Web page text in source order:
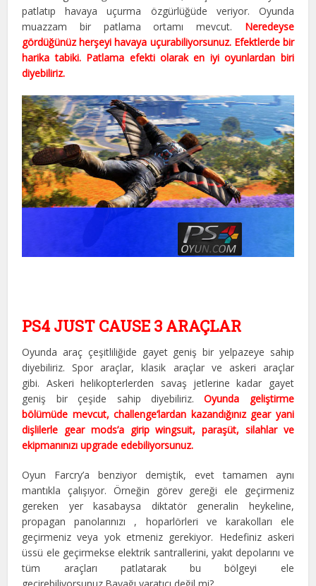
patlatıp havaya uçurma özgürlüğüde veriyor. Oyunda
muazzam bir patlama ortamı mevcut. Neredeyse
gördüğünüz herşeyi havaya uçurabiliyorsunuz. Efektlerde bir
harika tabiki. Patlama efekti olarak en iyi oyunlardan biri
diyebiliriz.
PS4 JUST CAUSE 3 ARAÇLAR
Oyunda araç çeşitliliğide gayet geniş bir yelpazeye sahip
diyebiliriz. Spor araçlar, klasik araçlar ve askeri araçlar
gibi. Askeri helikopterlerden savaş jetlerine kadar gayet
geniş bir çeşide sahip diyebiliriz.Oyunda geliştirme
bölümüde mevcut, challenge’lardan kazandığınız gear yani
dişlilerle gear mods’a girip wingsuit, paraşüt, silahlar ve
ekipmanınızı upgrade edebiliyorsunuz.
Oyun Farcry’a benziyor demiştik, evet tamamen aynı
mantıkla çalışıyor. Örneğin görev gereği ele geçirmeniz
gereken yer kasabaysa diktatör generalin heykeline,
propagan panolarınızı , hoparlörleri ve karakolları ele
geçirmeniz veya yok etmeniz gerekiyor. Hedefiniz askeri
üssü ele geçirmekse elektrik santrallerini, yakıt depolarını ve
tüm araçları patlatarak bu bölgeyi ele
geçirebiliyorsunuz.Bayağı yaratıcı değil mi?